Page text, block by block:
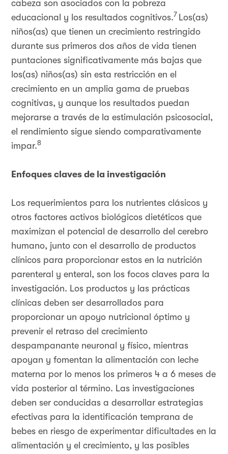
cabeza son asociados con la pobreza
educacional y los resultados cognitivos.7 Los(as)
niños(as) que tienen un crecimiento restringido
durante sus primeros dos años de vida tienen
puntaciones significativamente más bajas que
los(as) niños(as) sin esta restricción en el
crecimiento en un amplia gama de pruebas
cognitivas, y aunque los resultados puedan
mejorarse a través de la estimulación psicosocial,
el rendimiento sigue siendo comparativamente
impar.8
Enfoques claves de la investigación
Los requerimientos para los nutrientes clásicos y
otros factores activos biológicos dietéticos que
maximizan el potencial de desarrollo del cerebro
humano, junto con el desarrollo de productos
clínicos para proporcionar estos en la nutrición
parenteral y enteral, son los focos claves para la
investigación. Los productos y las prácticas
clínicas deben ser desarrollados para
proporcionar un apoyo nutricional óptimo y
prevenir el retraso del crecimiento
despampanante neuronal y físico, mientras
apoyan y fomentan la alimentación con leche
materna por lo menos los primeros 4 a 6 meses de
vida posterior al término. Las investigaciones
deben ser conducidas a desarrollar estrategias
efectivas para la identificación temprana de
bebes en riesgo de experimentar dificultades en la
alimentación y el crecimiento, y las posibles